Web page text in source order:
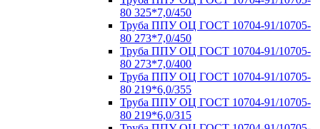
80 325*7,0/450
Труба ППУ ОЦ ГОСТ 10704-91/10705-
80 273*7,0/450
Труба ППУ ОЦ ГОСТ 10704-91/10705-
80 273*7,0/400
Труба ППУ ОЦ ГОСТ 10704-91/10705-
80 219*6,0/355
Труба ППУ ОЦ ГОСТ 10704-91/10705-
80 219*6,0/315